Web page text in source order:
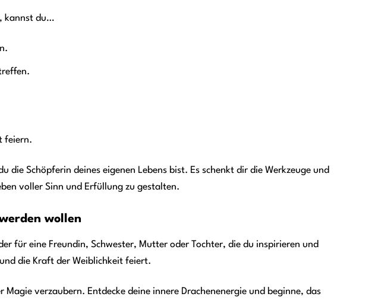
kannst du…
feiern.
die Schöpferin deines eigenen Lebens bist. Es schenkt dir die Werkzeuge und
voller Sinn und Erfüllung zu gestalten.
wollen
für eine Freundin, Schwester, Mutter oder Tochter, die du inspirieren und
die Kraft der Weiblichkeit feiert.
Magie verzaubern. Entdecke deine innere Drachenenergie und beginne, das